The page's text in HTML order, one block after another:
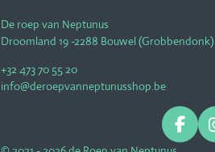
De roep van Neptunus
Droomland 19 -2288 Bouwel (Grobbendonk)
+32 473 70 55 20
info@deroepvanneptunusshop.be
F
a